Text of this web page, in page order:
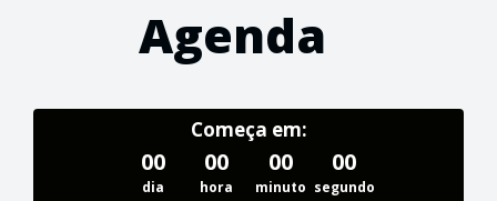
Agenda
Começa em:
00
dia
00
hora
00
minuto
00
segundo